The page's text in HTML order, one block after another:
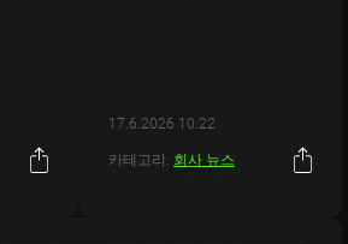
17.6.2026 10:22
카테고리: 회사 뉴스